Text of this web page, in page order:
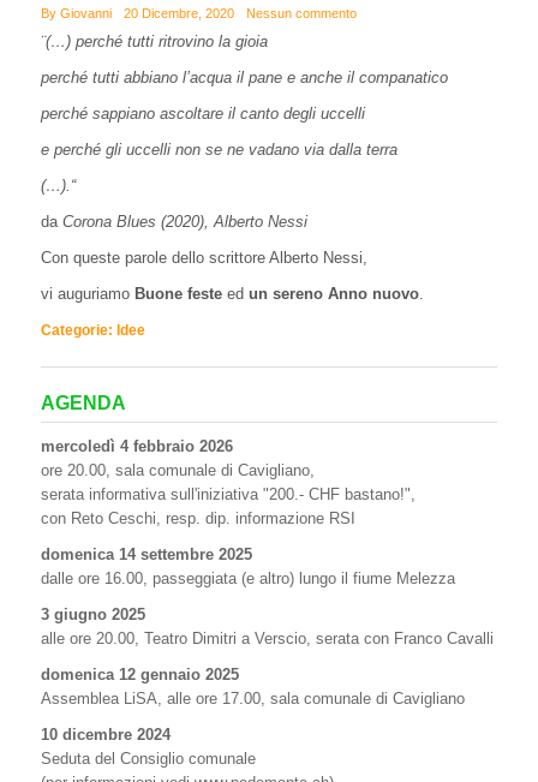
By Giovanni 20 Dicembre, 2020 Nessun commento
¨(…) perché tutti ritrovino la gioia
perché tutti abbiano l’acqua il pane e anche il companatico
perché sappiano ascoltare il canto degli uccelli
e perché gli uccelli non se ne vadano via dalla terra
(…).“
da Corona Blues (2020),Alberto Nessi
Con queste parole dello scrittore Alberto Nessi,
vi auguriamo Buone feste ed un sereno Anno nuovo.
Categorie: Idee
AGENDA
mercoledì 4 febbraio 2026
ore 20.00, sala comunale di Cavigliano,
serata informativa sull'iniziativa "200.- CHF bastano!",
con Reto Ceschi, resp. dip. informazione RSI
domenica 14 settembre 2025
dalle ore 16.00, passeggiata (e altro) lungo il fiume Melezza
3 giugno 2025
alle ore 20.00, Teatro Dimitri a Verscio, serata con Franco Cavalli
domenica 12 gennaio 2025
Assemblea LiSA, alle ore 17.00, sala comunale di Cavigliano
10 dicembre 2024
Seduta del Consiglio comunale